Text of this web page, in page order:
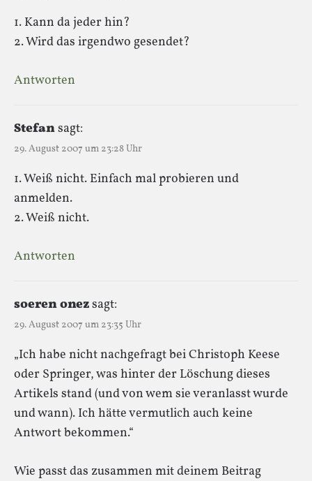
1. Kann da jeder hin?
2. Wird das irgendwo gesendet?
Antworten
Stefansagt:
29. August 2007 um 23:28 Uhr
1. Weiß nicht. Einfach mal probieren und
anmelden.
2. Weiß nicht.
Antworten
soeren onezsagt:
29. August 2007 um 23:35 Uhr
„Ich habe nicht nachgefragt bei Christoph Keese
oder Springer, was hinter der Löschung dieses
Artikels stand (und von wem sie veranlasst wurde
und wann). Ich hätte vermutlich auch keine
Antwort bekommen.“
Wie passt das zusammen mit deinem Beitrag